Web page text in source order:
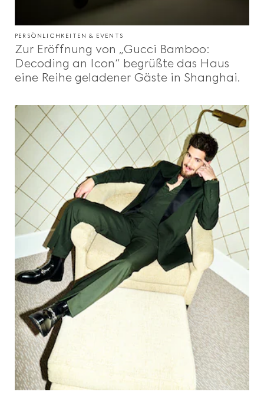
PERSÖNLICHKEITEN & EVENTS
Zur Eröffnung von „Gucci Bamboo:
Decoding an Icon“ begrüßte das Haus
eine Reihe geladener Gäste in Shanghai.